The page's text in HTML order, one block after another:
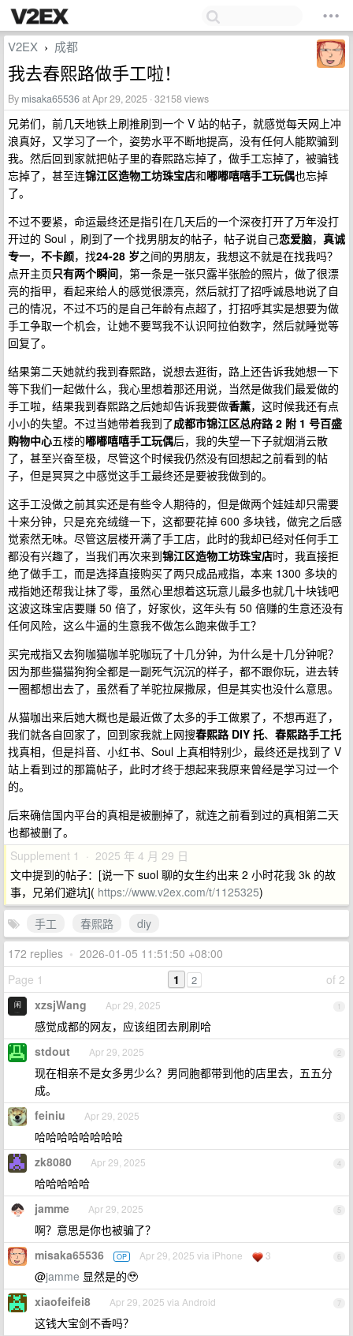
V2EX › 成都
我去春熙路做手工啦！
By misaka65536at Apr 29, 2025 · 32158 views
兄弟们，前几天地铁上刷推刷到一个 V 站的帖子，就感觉每天网上冲
浪真好，又学习了一个，姿势水平不断地提高，没有任何人能欺骗到
我。然后回到家就把帖子里的春熙路忘掉了，做手工忘掉了，被骗钱
忘掉了，甚至连锦江区造物工坊珠宝店和嘟嘟嘻嘻手工玩偶也忘掉
了。
不过不要紧，命运最终还是指引在几天后的一个深夜打开了万年没打
开过的 Soul ，刷到了一个找男朋友的帖子，帖子说自己恋爱脑， 真诚
专一， 不卡颜，找24-28 岁之间的男朋友，我想这不就是在找我吗？
点开主页只有两个瞬间，第一条是一张只露半张脸的照片，做了很漂
亮的指甲，看起来给人的感觉很漂亮，然后就打了招呼诚恳地说了自
己的情况，不过不巧的是自己年龄有点超了，打招呼其实是想要为做
手工争取一个机会，让她不要骂我不认识阿拉伯数字，然后就睡觉等
回复了。
结果第二天她就约我到春熙路，说想去逛街，路上还告诉我她想一下
等下我们一起做什么，我心里想着那还用说，当然是做我们最爱做的
手工啦，结果我到春熙路之后她却告诉我要做香薰，这时候我还有点
小小的失望。不过当她带着我到了成都市锦江区总府路 2 附 1 号百盛
购物中心五楼的嘟嘟嘻嘻手工玩偶后，我的失望一下子就烟消云散
了，甚至兴奋至极，尽管这个时候我仍然没有回想起之前看到的帖
子，但是冥冥之中感觉这手工最终还是要被我做到的。
这手工没做之前其实还是有些令人期待的，但是做两个娃娃却只需要
十来分钟，只是充充绒缝一下，这都要花掉 600 多块钱，做完之后感
觉索然无味。尽管这层楼开满了手工店，此时的我却已经对任何手工
都没有兴趣了，当我们再次来到锦江区造物工坊珠宝店时，我直接拒
绝了做手工，而是选择直接购买了两只成品戒指，本来 1300 多块的
戒指她还帮我让抹了零，虽然心里想着这玩意儿最多也就几十块钱吧
这波这珠宝店要赚 50 倍了，好家伙，这年头有 50 倍赚的生意还没有
任何风险，这么牛逼的生意我不做怎么跑来做手工？
买完戒指又去狗咖猫咖羊驼咖玩了十几分钟，为什么是十几分钟呢？
因为那些猫猫狗狗全都是一副死气沉沉的样子，都不跟你玩，进去转
一圈都想出去了，虽然看了羊驼拉屎撒尿，但是其实也没什么意思。
从猫咖出来后她大概也是最近做了太多的手工做累了，不想再逛了，
我们就各自回家了，回到家我就上网搜春熙路 DIY 托、 春熙路手工托
找真相，但是抖音、小红书、Soul 上真相特别少，最终还是找到了 V
站上看到过的那篇帖子，此时才终于想起来我原来曾经是学习过一个
的。
后来确信国内平台的真相是被删掉了，就连之前看到过的真相第二天
也都被删了。
Supplement 1 · 2025 年 4 月 29 日
文中提到的帖子：[说一下 suol 聊的女生约出来 2 小时花我 3k 的故
事，兄弟们避坑]( https://www.v2ex.com/t/1125325)
手工
春熙路
diy
172 replies • 2026-01-05 11:51:50 +08:00
Page 1
of 2
1 2
1
xzsjWang Apr 29, 2025
感觉成都的网友，应该组团去刷刷哈
2
stdout Apr 29, 2025
现在相亲不是女多男少么？男同胞都带到他的店里去，五五分
成。
3
feiniu Apr 29, 2025
哈哈哈哈哈哈哈哈
4
zk8080 Apr 29, 2025
哈哈哈哈哈
5
jamme Apr 29, 2025
啊？意思是你也被骗了？
6
misaka65536 OP Apr 29, 2025 via iPhone 3
@jamme 显然是的🥹
7
xiaofeifei8 Apr 29, 2025 via Android
这钱大宝剑不香吗？